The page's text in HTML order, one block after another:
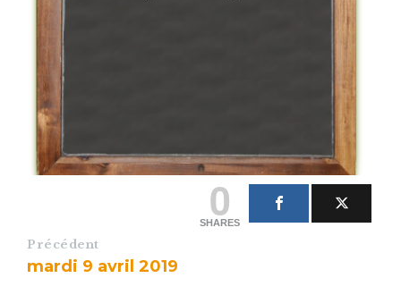
0
SHARES
Précédent
mardi 9 avril 2019